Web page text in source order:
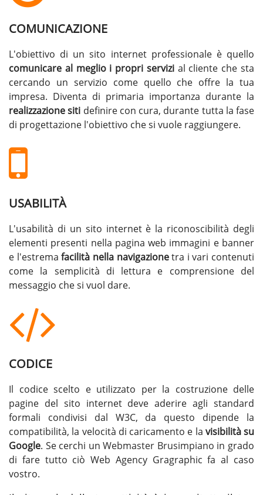
COMUNICAZIONE
L'obiettivo di un sito internet professionale è quello
comunicare al meglio i propri servizial cliente che sta
cercando un servizio come quello che offre la tua
impresa. Diventa di primaria importanza durante la
realizzazione siti definire con cura, durante tutta la fase
di progettazione l'obiettivo che si vuole raggiungere.
USABILITÀ
L'usabilità di un sito internet è la riconoscibilità degli
elementi presenti nella pagina web immagini e banner
e l'estremafacilità nella navigazionetra i vari contenuti
come la semplicità di lettura e comprensione del
messaggio che si vuol dare.
CODICE
Il codice scelto e utilizzato per la costruzione delle
pagine del sito internet deve aderire agli standard
formali condivisi dal W3C, da questo dipende la
compatibilità, la velocità di caricamento e la visibilità su
Google. Se cerchi unWebmaster Brusimpiano in grado
di fare tutto ciò Web Agency Gragraphic fa al caso
vostro.